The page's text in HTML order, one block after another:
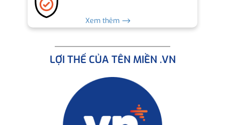
Xem thêm ⟶
LỢI THẾ CỦA TÊN MIỀN .VN